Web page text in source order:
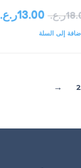
ر.ع. 13.00ر.ع.
إلى السلة
2
←